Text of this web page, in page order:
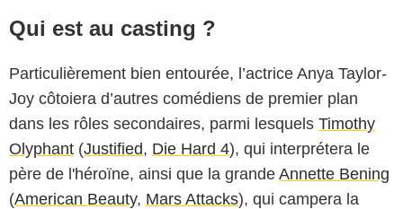
Qui est au casting ?
Particulièrement bien entourée, l’actrice Anya Taylor-
Joy côtoiera d’autres comédiens de premier plan
dans les rôles secondaires, parmi lesquels Timothy
Olyphant (Justified, Die Hard 4), qui interprétera le
père de l'héroïne, ainsi que la grande Annette Bening
(American Beauty, Mars Attacks), qui campera la